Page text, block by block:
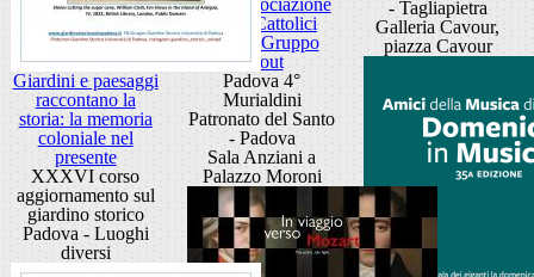
- Tagliapietra
Galleria Cavour,
piazza Cavour
libro Associazione
Scout Cattolici
Italiani Gruppo
Scout
Padova 4°
Murialdini
Patronato del Santo
- Padova
Sala Anziani a
Palazzo Moroni
Giardini e paesaggi
raccontano la
storia: la memoria
coloniale nel
presente
XXXVI corso
aggiornamento sul
giardino storico
Padova - Luoghi
diversi